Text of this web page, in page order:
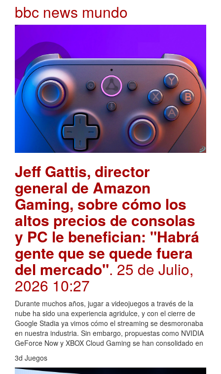
bbc news mundo
Jeff Gattis, director
general de Amazon
Gaming, sobre cómo los
altos precios de consolas
y PC le benefician: "Habrá
gente que se quede fuera
del mercado". 25 de Julio,
2026 10:27
Durante muchos años, jugar a videojuegos a través de la
nube ha sido una experiencia agridulce, y con el cierre de
Google Stadia ya vimos cómo el streaming se desmoronaba
en nuestra industria. Sin embargo, propuestas como NVIDIA
GeForce Now y XBOX Cloud Gaming se han consolidado en
3d Juegos